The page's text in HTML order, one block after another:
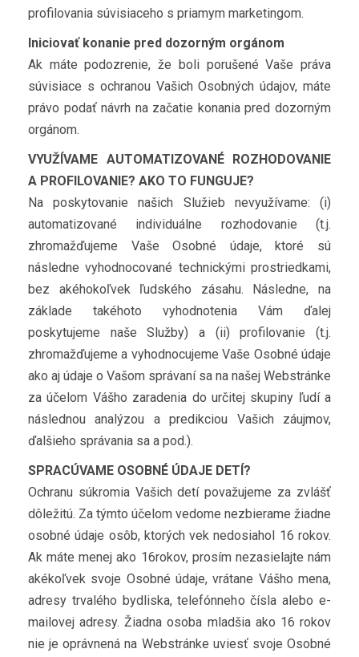
profilovania súvisiaceho s priamym marketingom.
Iniciovať konanie pred dozorným orgánom
Ak máte podozrenie, že boli porušené Vaše práva
súvisiace s ochranou Vašich Osobných údajov, máte
právo podať návrh na začatie konania pred dozorným
orgánom.
VYUŽÍVAME AUTOMATIZOVANÉ ROZHODOVANIE
A PROFILOVANIE? AKO TO FUNGUJE?
Na poskytovanie našich Služieb nevyužívame: (i)
automatizované individuálne rozhodovanie (t.j.
zhromažďujeme Vaše Osobné údaje, ktoré sú
následne vyhodnocované technickými prostriedkami,
bez akéhokoľvek ľudského zásahu. Následne, na
základe takéhoto vyhodnotenia Vám ďalej
poskytujeme naše Služby) a (ii) profilovanie (t.j.
zhromažďujeme a vyhodnocujeme Vaše Osobné údaje
ako aj údaje o Vašom správaní sa na našej Webstránke
za účelom Vášho zaradenia do určitej skupiny ľudí a
následnou analýzou a predikciou Vašich záujmov,
ďalšieho správania sa a pod.).
SPRACÚVAME OSOBNÉ ÚDAJE DETÍ?
Ochranu súkromia Vašich detí považujeme za zvlášť
dôležitú. Za týmto účelom vedome nezbierame žiadne
osobné údaje osôb, ktorých vek nedosiahol 16 rokov.
Ak máte menej ako 16rokov, prosím nezasielajte nám
akékoľvek svoje Osobné údaje, vrátane Vášho mena,
adresy trvalého bydliska, telefónneho čísla alebo e-
mailovej adresy. Žiadna osoba mladšia ako 16 rokov
nie je oprávnená na Webstránke uviesť svoje Osobné